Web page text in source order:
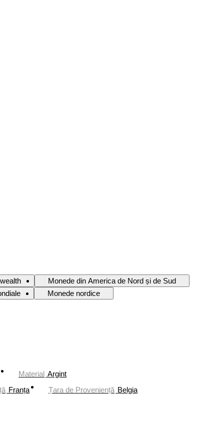
Monede din America de Nord și de Sud
Monede nordice
Material Argint
Franța Țara de Proveniență Belgia